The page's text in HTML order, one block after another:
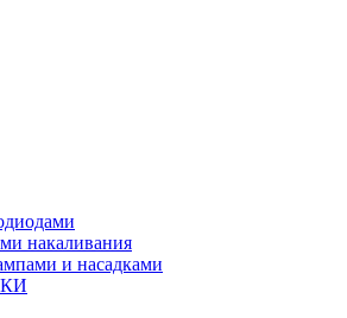
накаливания
и насадками